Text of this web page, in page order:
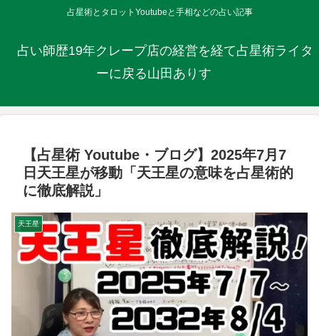
占星術とタロットYoutubeと手相などの占い記事
占い師歴19年クレープ店の経営を経て占星術ライタ
ーに戻る山田ありす
【占星術 Youtube・ブログ】2025年7月7
日天王星が移動「天王星の意味を占星術的
に徹底解説」
天王星